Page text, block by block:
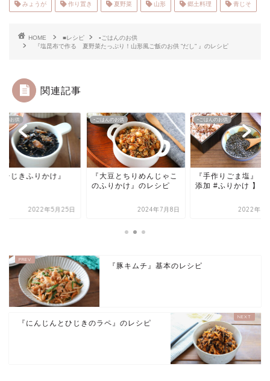
みょうが 作り置き 夏野菜 山形 郷土料理 青じそ
HOME ■レシピ
▪ごはんのお供
『塩昆布で作る 夏野菜たっぷり！山形風ご飯のお供 ”だし” 』のレシピ
関連記事
のお供
ひじきふりかけ』
2022年5月25日
▪ごはんのお供
『大豆とちりめんじゃこ
のふりかけ』のレシピ
2024年7月8日
▪ごはんのお供
『手作りごま塩』【
添加 #ふりかけ 】
2022年1
『豚キムチ』基本のレシピ
『にんじんとひじきのラペ』のレシピ